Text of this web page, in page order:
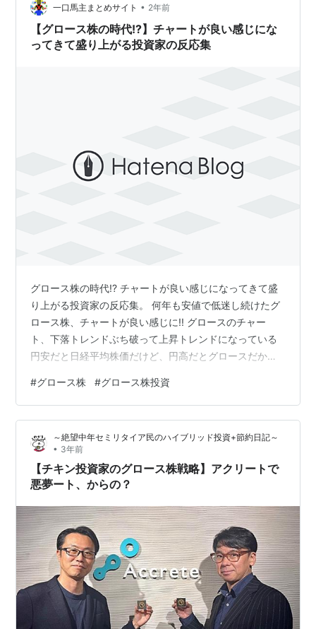
成長鈍化や悪材料が次々と発生し、逆に大きな確定損と
含み損を生み出す大きな失敗となってしまいました😥 そ
の失敗談を嗚咽を吐きながら今日は書きた…
一口馬主まとめサイト • 2年前
【グロース株の時代!?】チャートが良い感じにな
ってきて盛り上がる投資家の反応集
グロース株の時代!? チャートが良い感じになってきて盛
り上がる投資家の反応集。 何年も安値で低迷し続けたグ
ロース株、チャートが良い感じに!! グロースのチャー
ト、下落トレンドぶち破って上昇トレンドになっている
円安だと日経平均株価だけど、円高だとグロースだから
で勝負するかな アメリカの利下げでグロースには風向き
良くなってきたな 明らかに底固いし、グロースいいんじ
ゃない!? グロースの上げ下げが激しすぎてワイには向か
ないww グロース株の時代か!? 【新NISA完全攻略】月5
万円から始める「リアルすぎる」1億円の作り方 作者:山
口 貴大（ライ…
#グロース株 #グロース株投資
～絶望中年セミリタイア民のハイブリッド投資+節約日記～
• 3年前
【チキン投資家のグロース株戦略】アクリートで
悪夢ート、からの？